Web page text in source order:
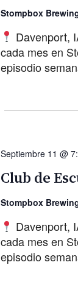
Stompbox
Davenport,
cada mes en
episodio
Septiembre 11 @
Club de
Stompbox
Davenport,
cada mes en
episodio